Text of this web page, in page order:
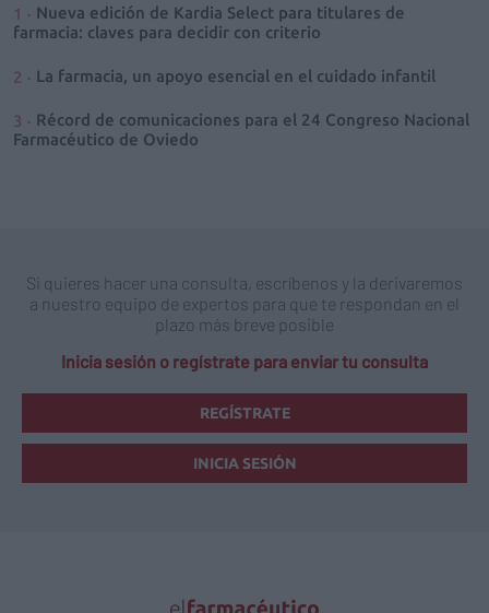
Nueva edición de Kardia Select para titulares de
farmacia: claves para decidir con criterio
La farmacia, un apoyo esencial en el cuidado infantil
Récord de comunicaciones para el 24 Congreso Nacional
Farmacéutico de Oviedo
Si quieres hacer una consulta, escríbenos y la derivaremos
a nuestro equipo de expertos para que te respondan en el
plazo más breve posible
Inicia sesión o regístrate para enviar tu consulta
REGÍSTRATE
INICIA SESIÓN